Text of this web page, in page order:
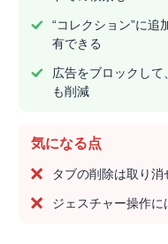
“コレクション”に追
有できる
広告をブロックし
も削減
気になる点
タブの削除は取り消
ジェスチャー操作